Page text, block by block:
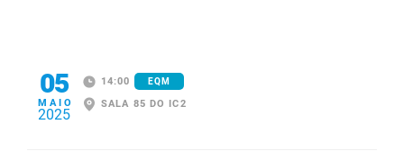
05
MAIO
2025
14:00 EQM
SALA 85 DO IC2